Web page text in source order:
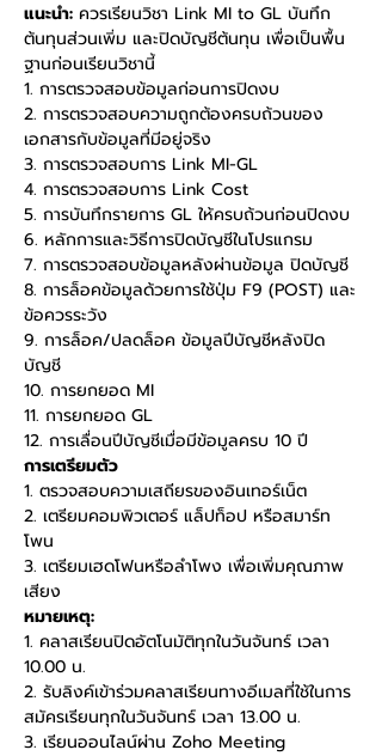
แนะนำ: ควรเรียนวิชา Link MI to GL บันทึก
ต้นทุนส่วนเพิ่ม และปิดบัญชีต้นทุน เพื่อเป็นพื้น
ฐานก่อนเรียนวิชานี้
1. การตรวจสอบข้อมูลก่อนการปิดงบ
2. การตรวจสอบความถูกต้องครบถ้วนของ
เอกสารกับข้อมูลที่มีอยู่จริง
3. การตรวจสอบการ Link MI-GL
4. การตรวจสอบการ Link Cost
5. การบันทึกรายการ GL ให้ครบถ้วนก่อนปิดงบ
6. หลักการและวิธีการปิดบัญชีในโปรแกรม
7. การตรวจสอบข้อมูลหลังผ่านข้อมูล ปิดบัญชี
8. การล็อคข้อมูลด้วยการใช้ปุ่ม F9 (POST) และ
ข้อควรระวัง
9. การล็อค/ปลดล็อค ข้อมูลปีบัญชีหลังปิด
บัญชี
10. การยกยอด MI
11. การยกยอด GL
12. การเลื่อนปีบัญชีเมื่อมีข้อมูลครบ 10 ปี
การเตรียมตัว
1. ตรวจสอบความเสถียรของอินเทอร์เน็ต
2. เตรียมคอมพิวเตอร์ แล็ปท็อป หรือสมาร์ท
โพน
3. เตรียมเฮดโฟนหรือลำโพง เพื่อเพิ่มคุณภาพ
เสียง
หมายเหตุ:
1. คลาสเรียนปิดอัตโนมัติทุกในวันจันทร์ เวลา
10.00 น.
2. รับลิงค์เข้าร่วมคลาสเรียนทางอีเมลที่ใช้ในการ
สมัครเรียนทุกในวันจันทร์ เวลา 13.00 น.
3. เรียนออนไลน์ผ่าน Zoho Meeting